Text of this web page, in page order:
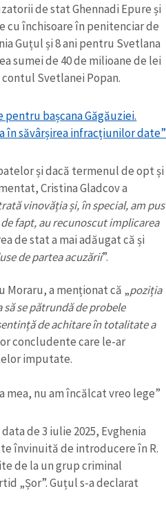
de stat Ghennadi Epure și
cu închisoare în penitenciar de
Guțul și 8 ani pentru Svetlana
sumei de 40 de milioane de lei
Svetlanei Popan.
bașcana Găgăuziei.
în săvârșirea infracțiunilor date”
și dacă termenul de opt și
Cristina Gladcov a
vinovăția și, în special, am pus
fapt, au recunoscut implicarea
de stat a mai adăugat că și
de partea acuzării”.
Moraru, a menționat că „poziția
se pătrundă de probele
de achitare în totalitate a
concludente care le-ar
imputate.
mea, nu am încălcat vreo lege”
de 3 iulie 2025, Evghenia
învinuită de introducere în R.
de la un grup criminal
„Șor”. Guțul s-a declarat
titlu
imagine
media